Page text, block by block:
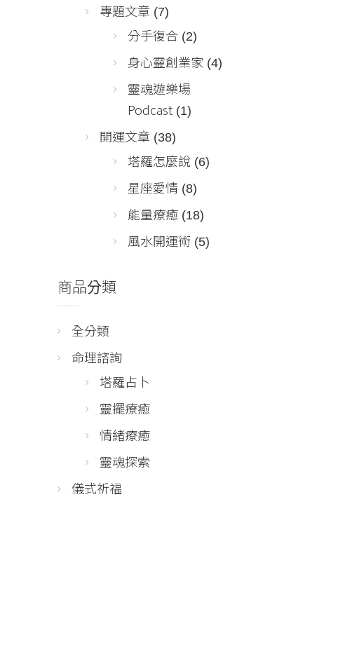
專題文章 (7)
分手復合 (2)
身心靈創業家 (4)
靈魂遊樂場
Podcast (1)
開運文章 (38)
塔羅怎麼說 (6)
星座愛情 (8)
能量療癒 (18)
風水開運術 (5)
商品分類
全分類
命理諮詢
塔羅占卜
靈擺療癒
情緒療癒
靈魂探索
儀式祈福